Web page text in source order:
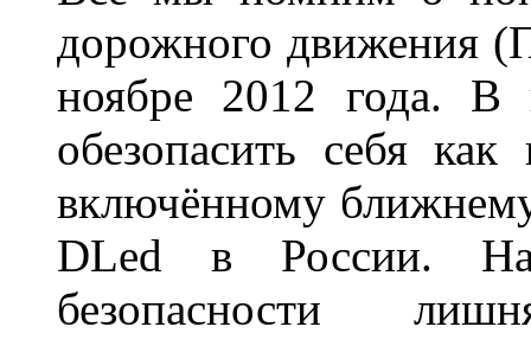
дорожного движения
ноябре 2012 года.
обезопасить себя
включённому
DLed в России.
безопасности